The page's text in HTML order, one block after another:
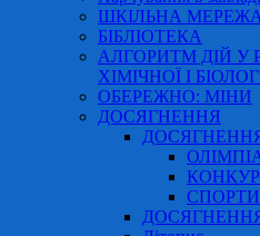
ШКІЛЬНА МЕРЕЖА
БІБЛІОТЕКА
АЛГОРИТМ ДІЙ У
ХІМІЧНОЇ І
ОБЕРЕЖНО: МІНИ
ДОСЯГНЕННЯ